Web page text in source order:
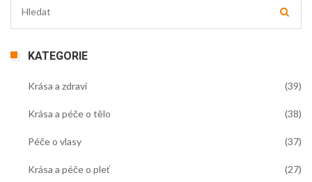
KATEGORIE
Krása a zdraví (39)
Krása a péče o tělo (38)
Péče o vlasy (37)
Krása a péče o pleť (27)